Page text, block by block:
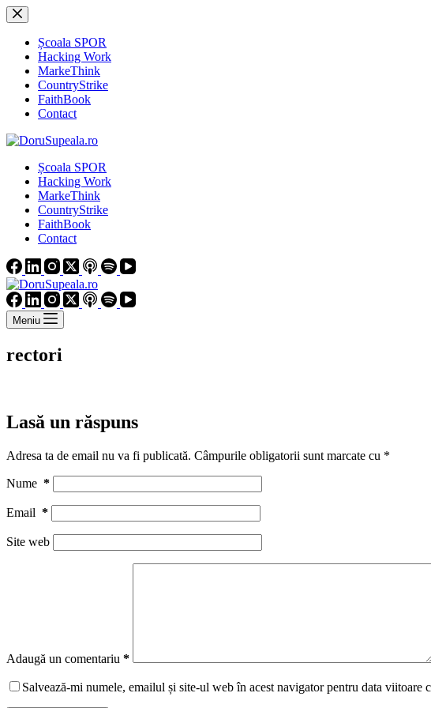
Sari
la
conținutȘcoala SPOR
Hacking Work
MarkeThink
CountryStrike
FaithBook
Contact
Școala SPOR
Hacking Work
MarkeThink
CountryStrike
FaithBook
Contact
Meniu
rectori
Lasă un răspuns
Adresa ta de email nu va fi publicată. Câmpurile obligatorii sunt marcate cu *
Nume *
Email *
Site web
Adaugă un comentariu *
Salvează-mi numele, emailul și site-ul web în acest navigator pentru data viitoare